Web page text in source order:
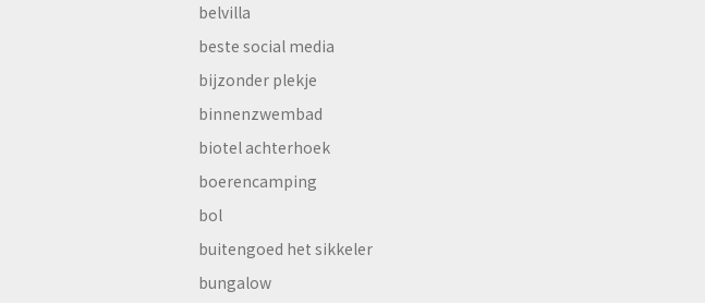
belvilla
beste social media
bijzonder plekje
binnenzwembad
biotel achterhoek
boerencamping
bol
buitengoed het sikkeler
bungalow